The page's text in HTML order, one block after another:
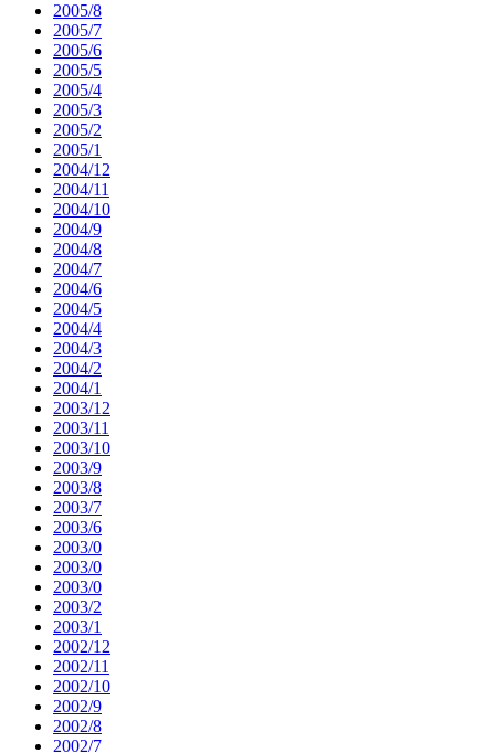
2005/8
2005/7
2005/6
2005/5
2005/4
2005/3
2005/2
2005/1
2004/12
2004/11
2004/10
2004/9
2004/8
2004/7
2004/6
2004/5
2004/4
2004/3
2004/2
2004/1
2003/12
2003/11
2003/10
2003/9
2003/8
2003/7
2003/6
2003/0
2003/0
2003/0
2003/2
2003/1
2002/12
2002/11
2002/10
2002/9
2002/8
2002/7